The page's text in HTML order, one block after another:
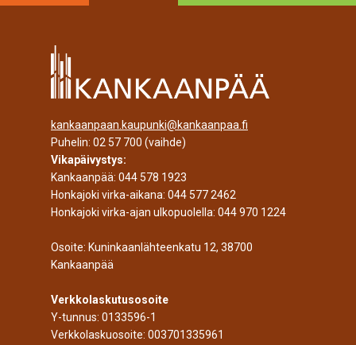
kankaanpaan.kaupunki@kankaanpaa.fi
Puhelin: 02 57 700 (vaihde)
Vikapäivystys:
Kankaanpää: 044 578 1923
Honkajoki virka-aikana: 044 577 2462
Honkajoki virka-ajan ulkopuolella: 044 970 1224
Osoite: Kuninkaanlähteenkatu 12, 38700
Kankaanpää
Verkkolaskutusosoite
Y-tunnus: 0133596-1
Verkkolaskuosoite: 003701335961